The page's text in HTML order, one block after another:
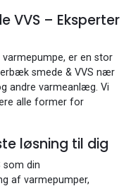
VVS – Eksperter
er en stor
smede & VVS nær
andre varmeanlæg. Vi
alle former for
løsning til dig
som din
af varmepumper,